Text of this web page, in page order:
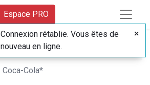
Espace PRO
Coca-Cola*
Connexion rétablie. Vous êtes de
nouveau en ligne.